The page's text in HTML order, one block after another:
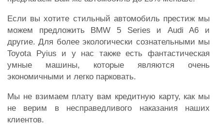
Если вы хотите стильный автомобиль престиж мы
можем предложить BMW 5 Series и Audi A6 и
другие. Для более экологически сознательными мы
Toyota Pyius и у нас также есть фантастическая
умные машины, которые являются очень
экономичными и легко парковать.
Мы не взимаем плату вам кредитную карту, как мы
не верим в несправедливого наказания наших
клиентов.